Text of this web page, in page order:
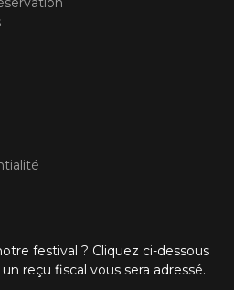
festival ? Cliquez ci-dessous
reçu fiscal vous sera adressé.